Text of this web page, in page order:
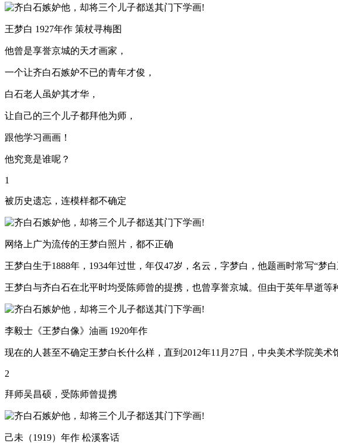
王梦白 1927年作 策杖寻梅图
他曾是享誉京城的天才画家，
一个让齐白石嫉妒不已的青年才俊，
白石老人虽妒其才华，
让自己的三个儿子都拜他为师，
跟他学习画画！
他究竟是谁呢？
1
被历史遗忘，连模样都不确定
网络上广为流传的王梦白照片，都不正确
王梦白生于1888年，1934年过世，年仅47岁，名云，字梦白，他题画时常写“梦
王梦白与齐白石在北平时均受陈师曾的提携，也曾享誉京城。但由于英年早逝等
李毅士《王梦白像》油画 1920年作
现在的人甚至不确定王梦白长什么样，直到2012年11月27日，中央美术学院美
2
拜师吴昌硕，受陈师曾提携
己未（1919）年作 松溪客话